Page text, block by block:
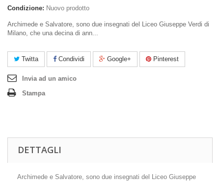
Condizione: Nuovo prodotto
Archimede e Salvatore, sono due insegnati del Liceo Giuseppe Verdi di
Milano, che una decina di ann...
Twitta Condividi Google+ Pinterest
Invia ad un amico
Stampa
DETTAGLI
Archimede e Salvatore, sono due insegnati del Liceo Giuseppe